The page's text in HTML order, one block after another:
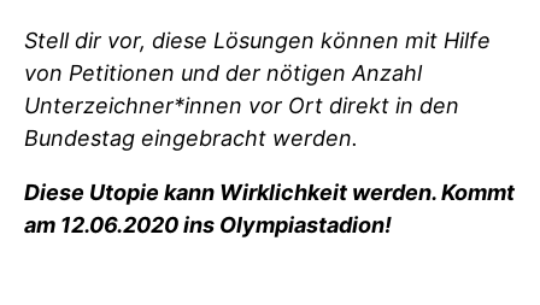
Stell dir vor, diese Lösungen können mit Hilfe
von Petitionen und der nötigen Anzahl
Unterzeichner*innen vor Ort direkt in den
Bundestag eingebracht werden.
Diese Utopie kann Wirklichkeit werden. Kommt
am 12.06.2020 ins Olympiastadion!